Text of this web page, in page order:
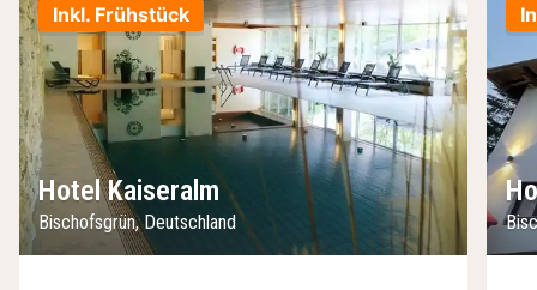
Inkl. Frühstück
Hotel Kaiseralm
Bischofsgrün, Deutschland